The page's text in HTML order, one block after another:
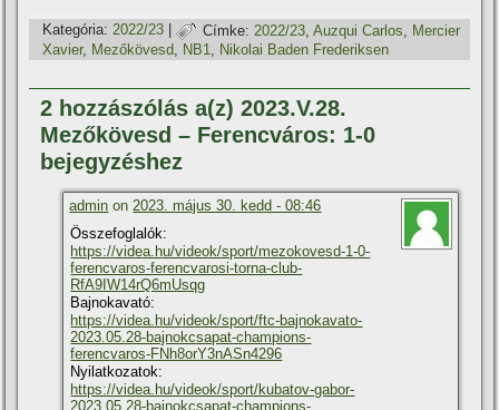
Kategória: 2022/23 | Címke: 2022/23 ,Auzqui Carlos
Mercier
Xavier, Mezőkövesd, NB1, Nikolai Baden Frederiksen
2 hozzászólás a(z) 2023.V.28.
Mezőkövesd – Ferencváros: 1-0
bejegyzéshez
admin on2023. május 30. kedd - 08:46
Összefoglalók:
https://videa.hu/videok/sport/mezokovesd-1-0-
ferencvaros-ferencvarosi-torna-club-
RfA9IW14rQ6mUsqg
Bajnokavató:
https://videa.hu/videok/sport/ftc-bajnokavato-
2023.05.28-bajnokcsapat-champions-
ferencvaros-FNh8orY3nASn4296
Nyilatkozatok:
https://videa.hu/videok/sport/kubatov-gabor-
2023.05.28-bajnokcsapat-champions-